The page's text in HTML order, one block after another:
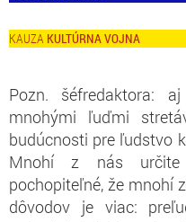
KULTÚRNA VOJNA
Pozn. šéfredaktora:
mnohými ľuďmi
budúcnosti pre ľudstvo
Mnohí z nás
pochopiteľné, že mnohí
dôvodov je viac: